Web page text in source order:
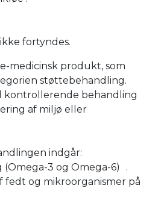
fortyndes.
medicinsk produkt, som
støttebehandling.
kontrollerende behandling
af miljø eller
indgår:
3 og Omega-6) .
fedt og mikroorganismer på